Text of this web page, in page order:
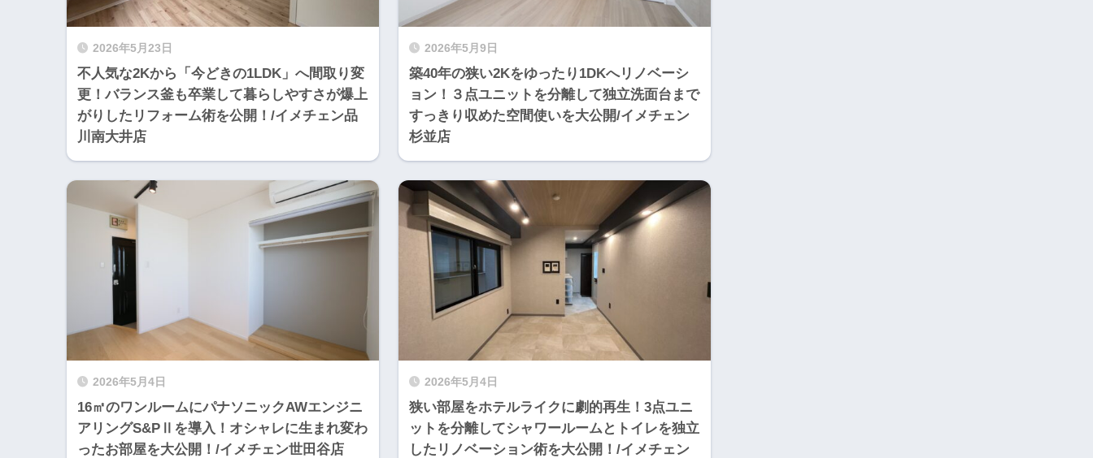
2026年5月23日
不人気な2Kから「今どきの1LDK」へ間取り変
更！バランス釜も卒業して暮らしやすさが爆上
がりしたリフォーム術を公開！/イメチェン品
川南大井店
2026年5月9日
築40年の狭い2Kをゆったり1DKへリノベーシ
ョン！３点ユニットを分離して独立洗面台まで
すっきり収めた空間使いを大公開/イメチェン
杉並店
2026年5月4日
16㎡のワンルームにパナソニックAWエンジニ
アリングS&PⅡを導入！オシャレに生まれ変わ
ったお部屋を大公開！/イメチェン世田谷店
2026年5月4日
狭い部屋をホテルライクに劇的再生！3点ユニ
ットを分離してシャワールームとトイレを独立
したリノベーション術を大公開！/イメチェン